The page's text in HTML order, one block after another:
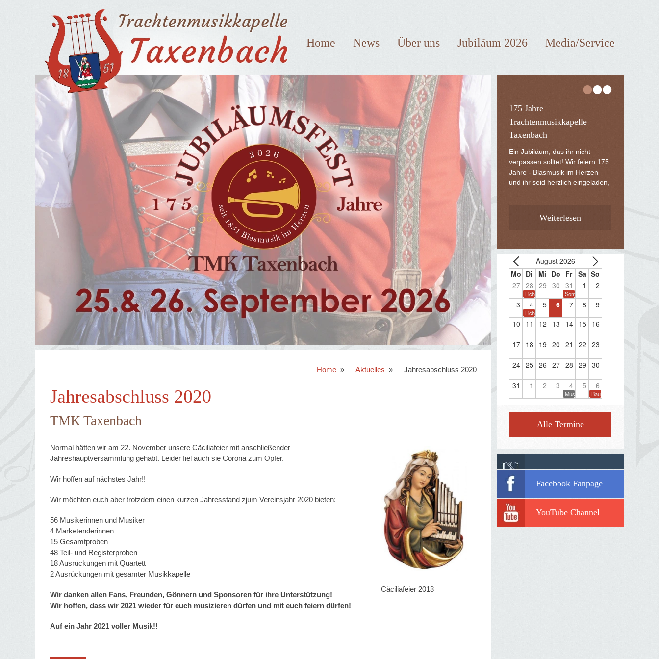
Home News Über uns Jubiläum 2026 Media/Service
Home Aktuelles Jahresabschluss 2020
Jahresabschluss 2020
TMK Taxenbach
Cäciliafeier 2018
Normal hätten wir am 22. November unsere Cäciliafeier mit anschließender
Jahreshauptversammlung gehabt. Leider fiel auch sie Corona zum Opfer.
Wir hoffen auf nächstes Jahr!!
Wir möchten euch aber trotzdem einen kurzen Jahresstand zjum Vereinsjahr 2020 bieten:
56 Musikerinnen und Musiker
4 Marketenderinnen
15 Gesamtproben
48 Teil- und Registerproben
18 Ausrückungen mit Quartett
2 Ausrückungen mit gesamter Musikkapelle
Wir danken allen Fans, Freunden, Gönnern und Sponsoren für ihre Unterstützung!
Wir hoffen, dass wir 2021 wieder für euch musizieren dürfen und mit euch feiern dürfen!
Auf ein Jahr 2021 voller Musik!!
•••
175 Jahre
Trachtenmusikkapelle
Taxenbach
Ein Jubiläum, das ihr nicht
verpassen solltet! Wir feiern 175
Jahre - Blasmusik im Herzen
und ihr seid herzlich eingeladen,
Weiterlesen
August 2026
27 28 29 30 31 1 2
LichterwanderungSommerkonzert
3 4 5 6 7 8 9
Lichterwanderung
10 11 12 13 14 15 16
17 18 19 20 21 22 23
24 25 26 27 28 29 30
31 1 2 3 4 5 6
MusikprobeBauernherbstfest
Alle Termine
Facebook Fanpage
YouTube Channel